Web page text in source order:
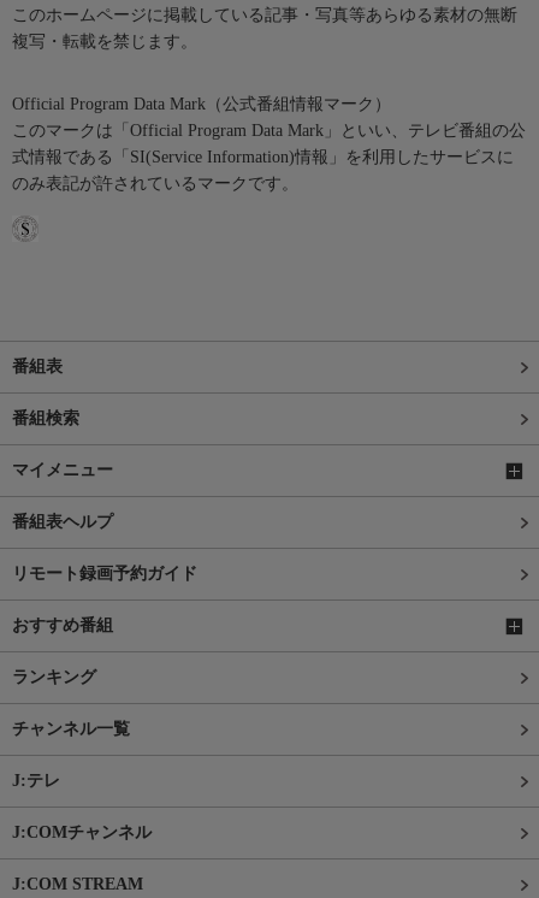
このホームページに掲載している記事・写真等あらゆる素材の無断
複写・転載を禁じます。
Official Program Data Mark（公式番組情報マーク）
このマークは「Official Program Data Mark」といい、テレビ番組の公
式情報である「SI(Service Information)情報」を利用したサービスに
のみ表記が許されているマークです。
番組表
番組検索
マイメニュー
番組表ヘルプ
リモート録画予約ガイド
おすすめ番組
ランキング
チャンネル一覧
J:テレ
J:COMチャンネル
J:COM STREAM